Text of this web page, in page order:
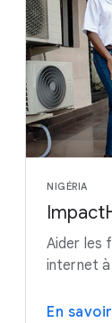
NIGÉRIA
Aider les
internet
En